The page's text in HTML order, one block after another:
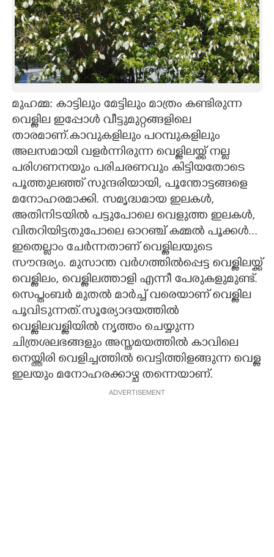
ART
ASTRO
CARTOONS
LITERATURE
CONTACT US
മുഹമ്മ: കാട്ടിലും മേട്ടിലും മാത്രം കണ്ടിരുന്ന
വെള്ളില ഇപ്പോൾ വീട്ടുമുറ്റങ്ങളിലെ
താരമാണ്.കാവുകളിലും പറമ്പുകളിലും
അലസമായി വളർന്നിരുന്ന വെള്ളിലയ്ക്ക് നല്ല
പരിഗണനയും പരിചരണവും കിട്ടിയതോടെ
പൂത്തുലഞ്ഞ് സുന്ദരിയായി, പൂന്തോട്ടങ്ങളെ
മനോഹരമാക്കി. സമൃദ്ധമായ ഇലകൾ,
അതിനിടയിൽ പട്ടുപോലെ വെളുത്ത ഇലകൾ,
വിതറിയിട്ടതുപോലെ ഓറഞ്ച് കമ്മൽ പൂക്കൾ...
ഇതെല്ലാം ചേർന്നതാണ് വെള്ളിലയുടെ
സൗന്ദര്യം. മുസാന്ത വർഗത്തിൽപ്പെട്ട വെള്ളിലയ്ക്ക്
വെള്ളിലം, വെള്ളിലത്താളി എന്നീ പേരുകളുമുണ്ട്.
സെപ്തംബർ മുതൽ മാർച്ച് വരെയാണ് വെള്ളില
പൂവിടുന്നത്.സൂര്യോദയത്തിൽ
വെള്ളിലവള്ളിയിൽ നൃത്തം ചെയ്യുന്ന
ചിത്രശലഭങ്ങളും അസ്തമയത്തിൽ കാവിലെ
നെയ്ത്തിരി വെളിച്ചത്തിൽ വെട്ടിത്തിളങ്ങുന്ന വെള്ള
ഇലയും മനോഹരക്കാഴ്ച തന്നെയാണ്.
ADVERTISEMENT